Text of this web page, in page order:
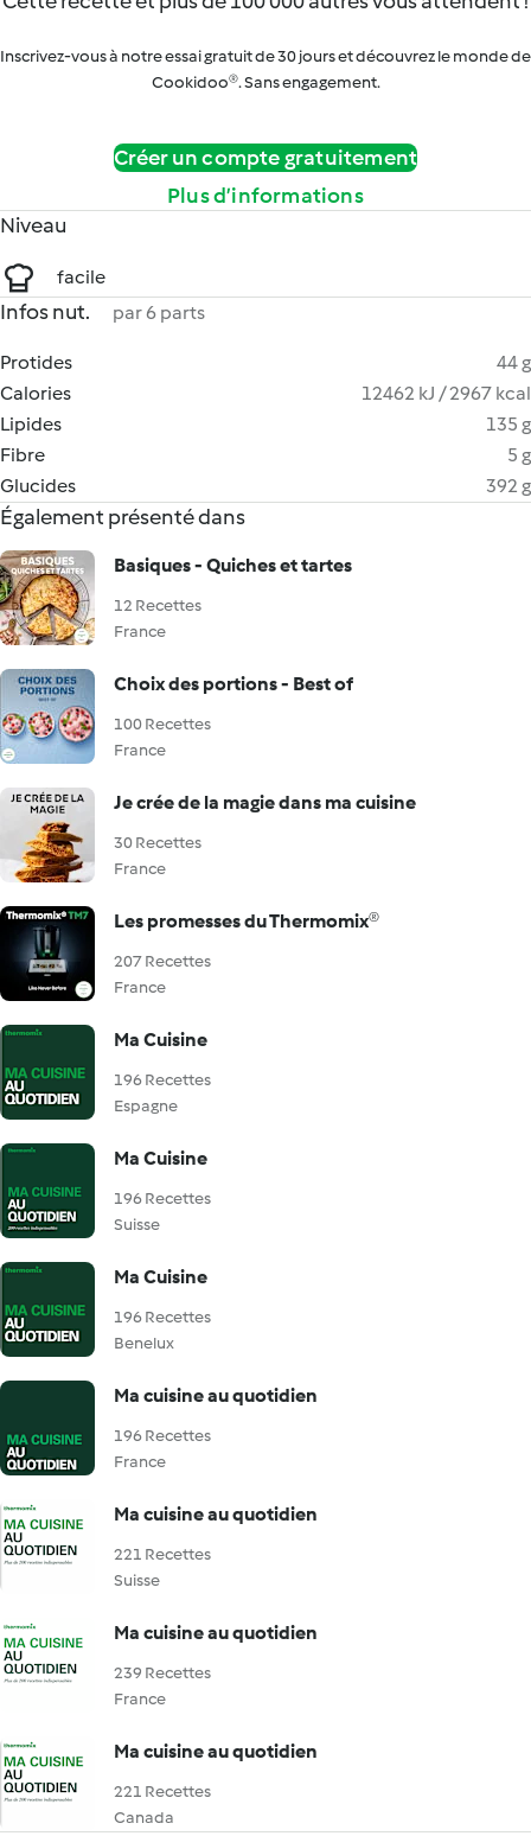
Inscrivez-vous à notre essai gratuit de 30 jours et découvrez le monde de
Cookidoo®. Sans engagement.
Créer un compte gratuitement
Plus d’informations
Niveau
facile
Infos nut. par 6 parts
Protides
44 g
Calories
12462 kJ / 2967 kcal
Lipides
135 g
Fibre
5 g
Glucides
392 g
Également présenté dans
Basiques - Quiches et tartes
12 Recettes
France
Choix des portions - Best of
100 Recettes
France
Je crée de la magie dans ma cuisine
30 Recettes
France
Les promesses du Thermomix®
207 Recettes
France
Ma Cuisine
196 Recettes
Espagne
Ma Cuisine
196 Recettes
Suisse
Ma Cuisine
196 Recettes
Benelux
Ma cuisine au quotidien
196 Recettes
France
Ma cuisine au quotidien
221 Recettes
Suisse
Ma cuisine au quotidien
239 Recettes
France
Ma cuisine au quotidien
221 Recettes
Canada